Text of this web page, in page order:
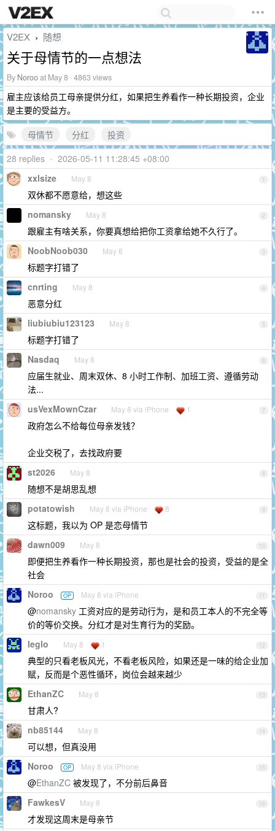
V2EX › 随想
关于母情节的一点想法
By Norooat May 8 · 4863 views
雇主应该给员工母亲提供分红，如果把生养看作一种长期投资，企业
是主要的受益方。
母情节
分红
投资
28 replies • 2026-05-11 11:28:45 +08:00
1
xxlsize May 8
双休都不愿意给，想这些
2
nomansky May 8
跟雇主有啥关系，你要真想给把你工资拿给她不久行了。
3
NoobNoob030 May 8
标题字打错了
4
cnrting May 8
恶意分红
5
liubiubiu123123 May 8
标题字打错了
6
Nasdaq May 8
应届生就业、周末双休、8 小时工作制、加班工资、遵循劳动
法...
7
usVexMownCzar May 8 via iPhone 1
政府怎么不给每位母亲发钱？
企业交税了，去找政府要
8
st2026 May 8
随想不是胡思乱想
9
potatowish May 8 via iPhone 8
这标题，我以为 OP 是恋母情节
10
dawn009 May 8
即便把生养看作一种长期投资，那也是社会的投资，受益的是全
社会
11
Noroo OP May 8 via iPhone
@nomansky 工资对应的是劳动行为，是和员工本人的不完全等
价的等价交换。分红才是对生育行为的奖励。
12
leglo May 8 1
典型的只看老板风光，不看老板风险，如果还是一味的给企业加
赋，反而是个恶性循环，岗位会越来越少
13
EthanZC May 8
甘肃人?
14
nb85144 May 8
可以想，但真没用
15
Noroo OP May 8 via iPhone
@EthanZC 被发现了，不分前后鼻音
16
FawkesV May 8
才发现这周末是母亲节